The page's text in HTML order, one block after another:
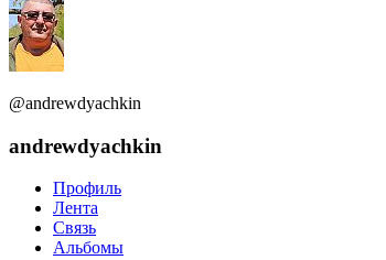
@andrewdyachkin
andrewdyachkin
Профиль
Лента
Связь
Альбомы